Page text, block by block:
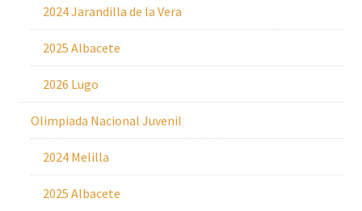
2024 Jarandilla de la Vera
2025 Albacete
2026 Lugo
Olimpiada Nacional Juvenil
2024 Melilla
2025 Albacete